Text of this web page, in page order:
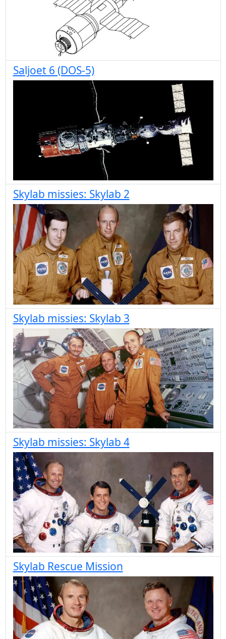
Saljoet 6 (DOS-5)
Skylab missies: Skylab 2
Skylab missies: Skylab 3
Skylab missies: Skylab 4
Skylab Rescue Mission